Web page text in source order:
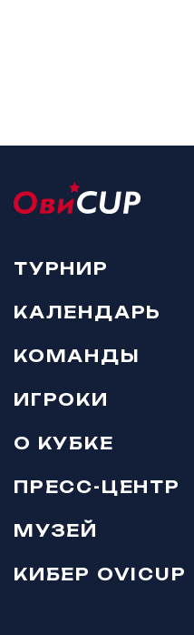
ТУРНИР
КАЛЕНДАРЬ
КОМАНДЫ
ИГРОКИ
О КУБКЕ
ПРЕСС-ЦЕНТР
МУЗЕЙ
КИБЕР OVICUP